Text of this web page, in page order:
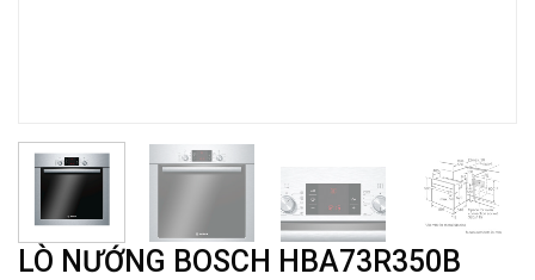
LÒ NƯỚNG BOSCH HBA73R350B